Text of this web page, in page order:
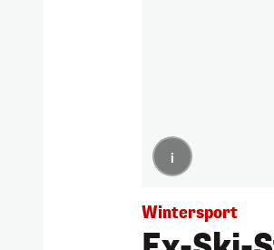
i
Wintersport